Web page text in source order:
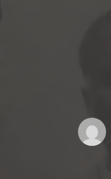
Posted
by: